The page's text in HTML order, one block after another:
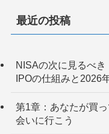
最近の投稿
NISAの次に見るべ
IPOの仕組みと2026
第1章：あなたが買
会いに行こう